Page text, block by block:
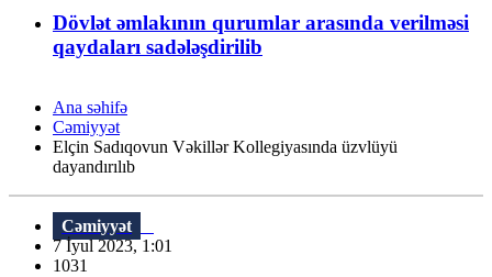
Dövlət əmlakının qurumlar arasında verilməsi
qaydaları sadələşdirilib
Ana səhifə
Cəmiyyət
Elçin Sadıqovun Vəkillər Kollegiyasında üzvlüyü
dayandırılıb
Cəmiyyət
7 İyul 2023, 1:01
1031